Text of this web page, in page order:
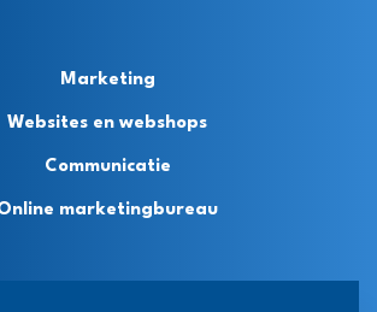
Marketing
Websites en webshops
Communicatie
marketingbureau